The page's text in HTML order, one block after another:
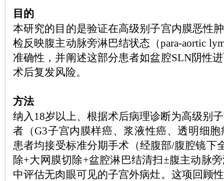
目的
本研究的目的是验证在高级别子宫内膜恶性
检反映腹主动脉旁淋巴结状态（para-aortic
准确性，并阐述这部分患者如盆腔SLN阴性
术后复发风险。
方法
纳入18岁以上、根据术后病理诊断为高级别
者（G3子宫内膜样癌、浆液性癌、透明细
患者均接受标准分期手术（经腹部/腹腔镜下
除+大网膜切除+盆腔淋巴结清扫±腹主动脉
中评估无肉眼可见的子宫外病灶。这项回顾